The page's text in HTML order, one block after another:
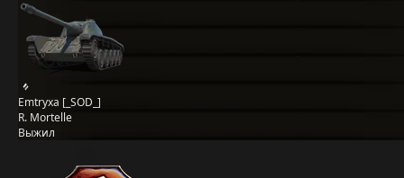
Emtryxa [_SOD_]
R. Mortelle
Выжил